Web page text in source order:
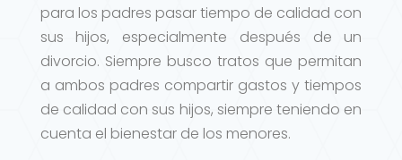
para los padres pasar tiempo de calidad con
sus hijos, especialmente después de un
divorcio. Siempre busco tratos que permitan
a ambos padres compartir gastos y tiempos
de calidad con sus hijos, siempre teniendo en
cuenta el bienestar de los menores.